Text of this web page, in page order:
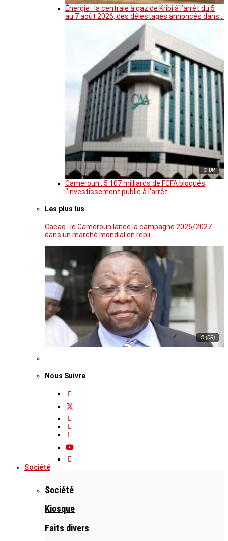
Énergie : la centrale à gaz de Kribi à l’arrêt du 5
au 7 août 2026, des délestages annoncés dans…
© DR
Cameroun : 5 107 milliards de FCFA bloqués,
l’investissement public à l’arrêt
Les plus lus
Cacao : le Cameroun lance la campagne 2026/2027
dans un marché mondial en repli
© (DR)
Nous Suivre
Société
Société
Kiosque
Faits divers